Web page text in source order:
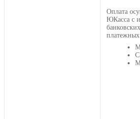
Оплата
ЮКасса с
платежных